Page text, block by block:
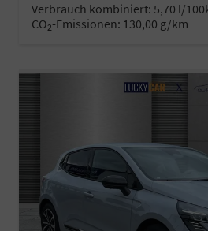
Verbrauch kombiniert: 5,70 l/
CO2-Emissionen: 130,00 g/km